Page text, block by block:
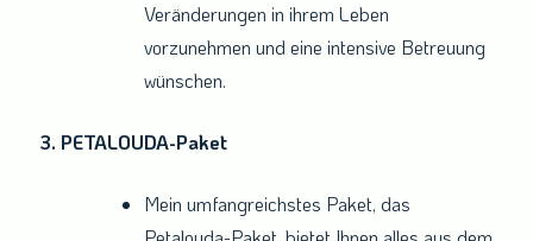
Veränderungen in ihrem Leben
vorzunehmen und eine intensive Betreuung
wünschen.
3. PETALOUDA-Paket
Mein umfangreichstes Paket, das